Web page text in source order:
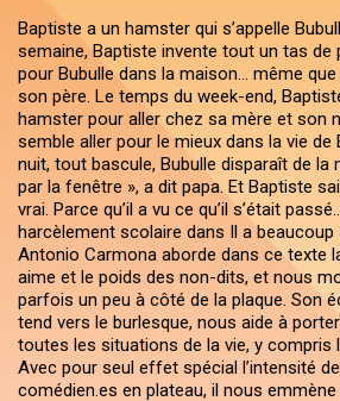
Baptiste a un hamster qui s’appelle
semaine, Baptiste invente tout un tas de
pour Bubulle dans la maison… même
son père. Le temps du week-end,
hamster pour aller chez sa mère et son
semble aller pour le mieux dans la vie de
nuit, tout bascule, Bubulle disparaît de la
par la fenêtre », a dit papa. Et Baptiste
vrai. Parce qu’il a vu ce qu’il s’était
harcèlement scolaire dans Il a
Antonio Carmona aborde dans ce texte
aime et le poids des non-dits, et nous
parfois un peu à côté de la plaque. Son
tend vers le burlesque, nous aide à
toutes les situations de la vie, y compris
Avec pour seul effet spécial l’intensité
comédien.es en plateau, il nous